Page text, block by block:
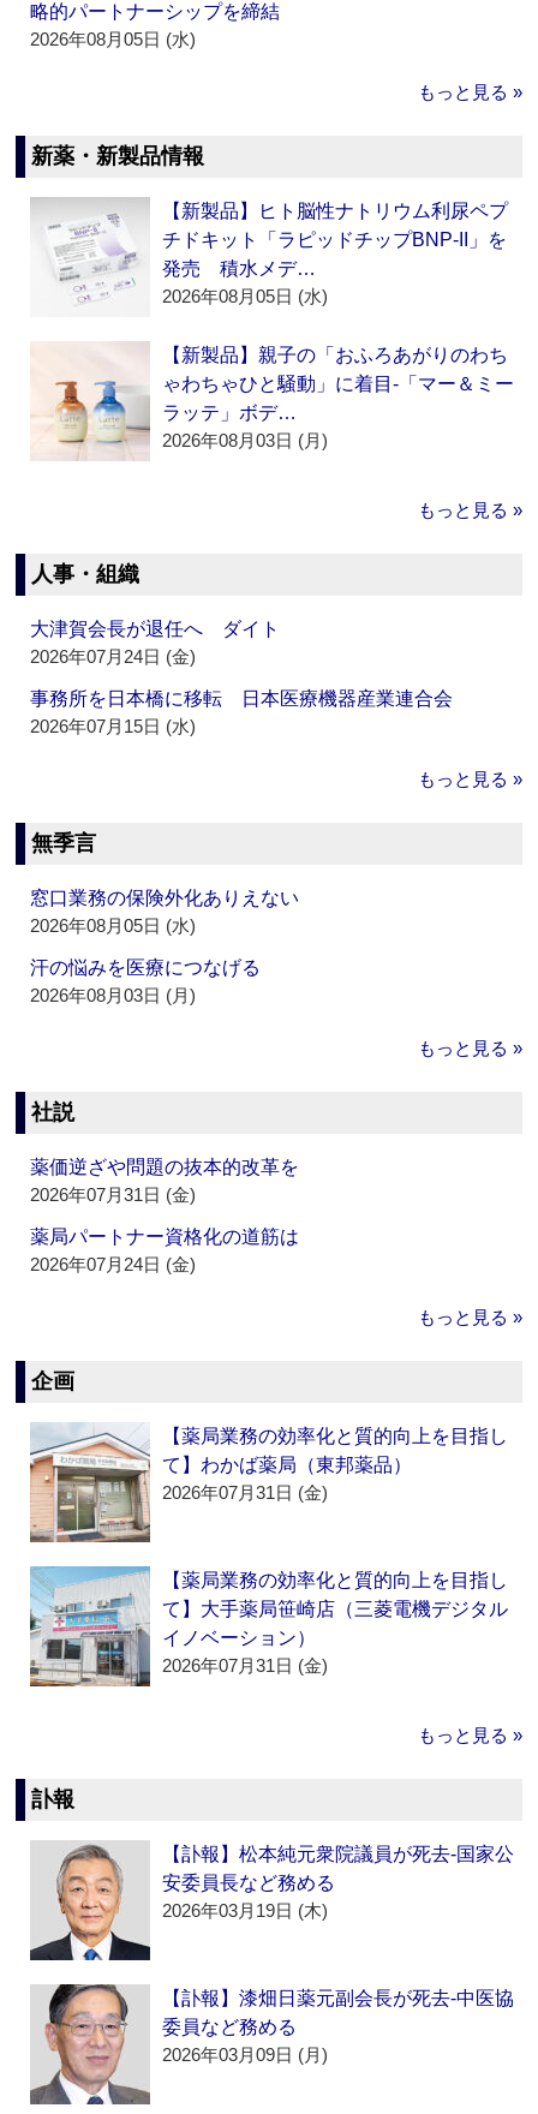
略的パートナーシップを締結
2026年08月05日 (水)
もっと見る »
新薬・新製品情報
【新製品】ヒト脳性ナトリウム利尿ペプ
チドキット「ラピッドチップBNP-II」を
発売 積水メデ…
2026年08月05日 (水)
【新製品】親子の「おふろあがりのわち
ゃわちゃひと騒動」に着目‐「マー＆ミー
ラッテ」ボデ…
2026年08月03日 (月)
もっと見る »
人事・組織
大津賀会長が退任へ ダイト
2026年07月24日 (金)
事務所を日本橋に移転 日本医療機器産業連合会
2026年07月15日 (水)
もっと見る »
無季言
窓口業務の保険外化ありえない
2026年08月05日 (水)
汗の悩みを医療につなげる
2026年08月03日 (月)
もっと見る »
社説
薬価逆ざや問題の抜本的改革を
2026年07月31日 (金)
薬局パートナー資格化の道筋は
2026年07月24日 (金)
もっと見る »
企画
【薬局業務の効率化と質的向上を目指し
て】わかば薬局（東邦薬品）
2026年07月31日 (金)
【薬局業務の効率化と質的向上を目指し
て】大手薬局笹崎店（三菱電機デジタル
イノベーション）
2026年07月31日 (金)
もっと見る »
訃報
【訃報】松本純元衆院議員が死去‐国家公
安委員長など務める
2026年03月19日 (木)
【訃報】漆畑日薬元副会長が死去‐中医協
委員など務める
2026年03月09日 (月)